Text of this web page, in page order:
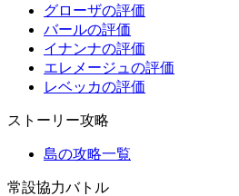
グローザの評価
バールの評価
イナンナの評価
エレメージュの評価
レベッカの評価
ストーリー攻略
島の攻略一覧
常設協力バトル